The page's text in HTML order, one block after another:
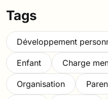
Tags
Développement
Enfant Charge
Organisation